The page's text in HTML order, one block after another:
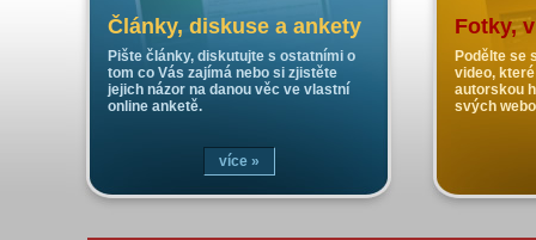
Články, diskuse a ankety
Pište články, diskutujte s ostatními o
tom co Vás zajímá nebo si zjistěte
jejich názor na danou věc ve vlastní
online anketě.
více »
Fotky,
Podělte se
video,
autorskou
svých